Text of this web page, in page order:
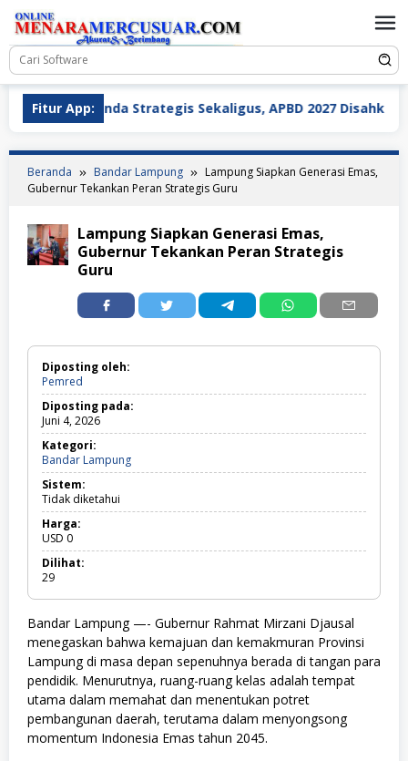
Loncat
konten
Fitur App:
Agenda Strategis Sekaligus, APBD 2027 Disahkan dan
Beranda Bandar Lampung
Lampung Siapkan Generasi Emas,
Gubernur Tekankan Peran Strategis Guru
Lampung Siapkan Generasi Emas,
Gubernur Tekankan Peran Strategis
Guru
Diposting oleh:
Pemred
Diposting pada:
Juni 4, 2026
Kategori:
Bandar Lampung
a
L
Sistem:
Tidak diketahui
Harga:
USD 0
Dilihat:
29
Bandar Lampung —- Gubernur Rahmat Mirzani Djausal
menegaskan bahwa kemajuan dan kemakmuran Provinsi
Lampung di masa depan sepenuhnya berada di tangan para
pendidik. Menurutnya, ruang-ruang kelas adalah tempat
utama dalam memahat dan menentukan potret
pembangunan daerah, terutama dalam menyongsong
momentum Indonesia Emas tahun 2045.